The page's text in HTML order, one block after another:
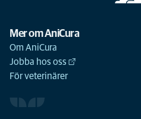
Mer om AniCura
Om AniCura
Jobba hos oss
För veterinärer